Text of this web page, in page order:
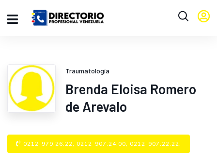
Traumatología
Brenda Eloisa Romero
de Arevalo
0212-979.26.22, 0212-907.24.00, 0212-907.22.22.